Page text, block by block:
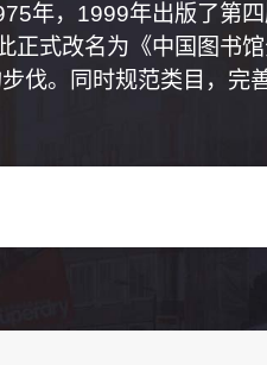
年，1999年出版了第
正式改名为《中国图书
伐。同时规范类目，完